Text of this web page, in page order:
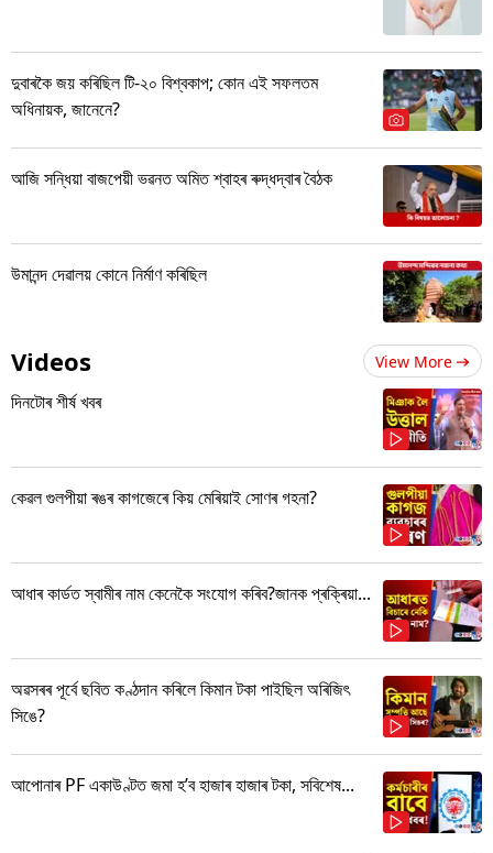
দুবাৰকৈ জয় কৰিছিল টি-২০ বিশ্বকাপ; কোন এই সফলতম
অধিনায়ক, জানেনে?
আজি সন্ধিয়া বাজপেয়ী ভৱনত অমিত শ্বাহৰ ৰুদ্ধদ্বাৰ বৈঠক
উমানন্দ দেৱালয় কোনে নিৰ্মাণ কৰিছিল
Videos View More
দিনটোৰ শীৰ্ষ খবৰ
কেৱল গুলপীয়া ৰঙৰ কাগজেৰে কিয় মেৰিয়াই সোণৰ গহনা?
আধাৰ কাৰ্ডত স্বামীৰ নাম কেনেকৈ সংযোগ কৰিব?জানক প্ৰক্ৰিয়া...
অৱসৰৰ পূৰ্বে ছবিত কণ্ঠদান কৰিলে কিমান টকা পাইছিল অৰিজিৎ
সিঙে?
আপোনাৰ PF একাউণ্টত জমা হ’ব হাজাৰ হাজাৰ টকা, সবিশেষ...